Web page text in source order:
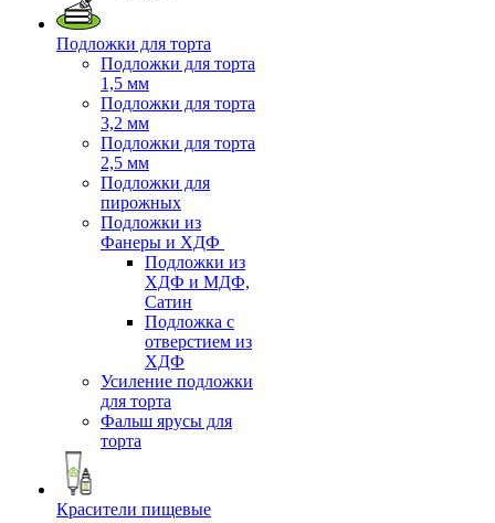
Подложки для торта
Подложки для торта
1,5 мм
Подложки для торта
3,2 мм
Подложки для торта
2,5 мм
Подложки для
пирожных
Подложки из
Фанеры и ХДФ
Подложки из
ХДФ и МДФ,
Сатин
Подложка с
отверстием из
ХДФ
Усиление подложки
для торта
Фальш ярусы для
торта
Красители пищевые